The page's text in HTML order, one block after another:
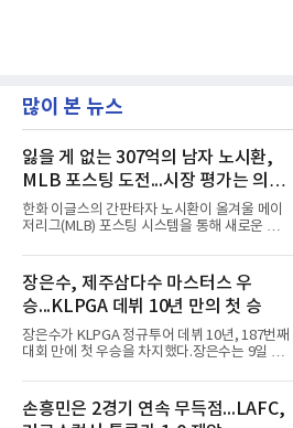
많이 본 뉴스
잃을 게 없는 307억의 남자 노시환,
MLB 포스팅 도전...시장 평가는 의외
일 수 있어
한화 이글스의 간판타자 노시환이 올겨울 메이
저리그(MLB) 포스팅 시스템을 통해 새로운 도전
KBO리그 사상 초유의 비FA 다년 계약을 체결하
면서 동시에 해외 진출 가능성을 열어두는 조항
을 포함했다. 국내에서 이미 최고 수준의 대우와
확실한 입지를 확보한 만큼, 이번 메이저리그 도
전은 생존을 건 승부수가 아니다.오히려 잃을 것
이 없는 도전에 가깝다. 노시환은 이미 KBO리그
에서 연평균 약 28억 원에 달하는 대형 계약과
라도 돌아올 곳이 확실하다.그렇다고 포스팅 도
전의 의미가 작아지는 것은 아
장은수, 제주삼다수 마스터스 우
승...KLPGA 데뷔 10년 만의 첫 승
장은수가 KLPGA 정규투어 데뷔 10년, 187번째
대회 만에 첫 우승을 차지했다.장은수는 9일 제
서 열린 제주삼다수 마스터스(총상금 10억원)
최종 4라운드에서 보기 없이 버디 3개를 잡아 합
계 14언더파 274타를 기록했다. 13언더파 275
손흥민은 2경기 연속 무득점...LAFC,